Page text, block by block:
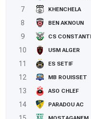
7
KHENCHELA
8
BEN AKNOUN
9
CS
10
USM ALGER
11
ES SETIF
12
MB ROUISSET
13
ASO CHLEF
14
PARADOU AC